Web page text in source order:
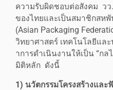
ความรับผิดชอบต่อสังคม ว
ของไทยและเป็นสมาชิกสห
(Asian Packaging
วิทยาศาสตร์ เทคโนโลยีแล
าการดำเนินงานให้เป็น “กล
มิติหลัก ดังนี้
1) นวัตกรรมโครงสร้างและ